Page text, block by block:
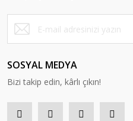
SOSYAL MEDYA
Bizi takip edin, kârlı çıkın!